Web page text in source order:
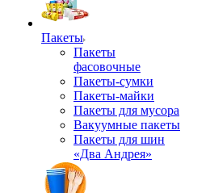
Пакеты
Пакеты
фасовочные
Пакеты-сумки
Пакеты-майки
Пакеты для мусора
Вакуумные пакеты
Пакеты для шин
«Два Андрея»